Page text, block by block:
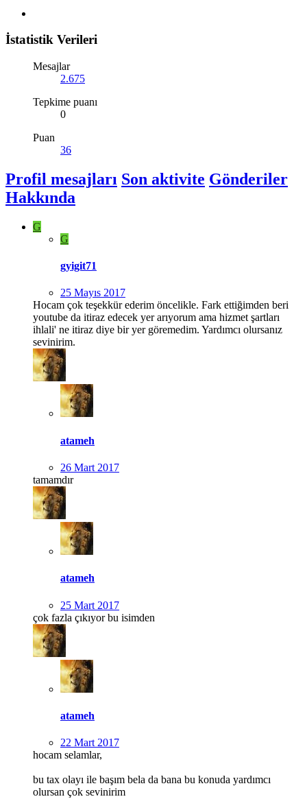
İstatistik Verileri
Mesajlar
2.675
Tepkime puanı
0
Puan
36
Profil mesajları Son aktivite Gönderiler
Hakkında
G
G
gyigit71
25 Mayıs 2017
Hocam çok teşekkür ederim öncelikle. Fark ettiğimden beri
youtube da itiraz edecek yer arıyorum ama hizmet şartları
ihlali' ne itiraz diye bir yer göremedim. Yardımcı olursanız
sevinirim.
atameh
26 Mart 2017
tamamdır
atameh
25 Mart 2017
çok fazla çıkıyor bu isimden
atameh
22 Mart 2017
hocam selamlar,
bu tax olayı ile başım bela da bana bu konuda yardımcı
olursan çok sevinirim